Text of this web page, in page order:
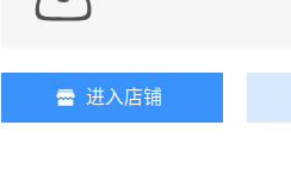
进入店铺